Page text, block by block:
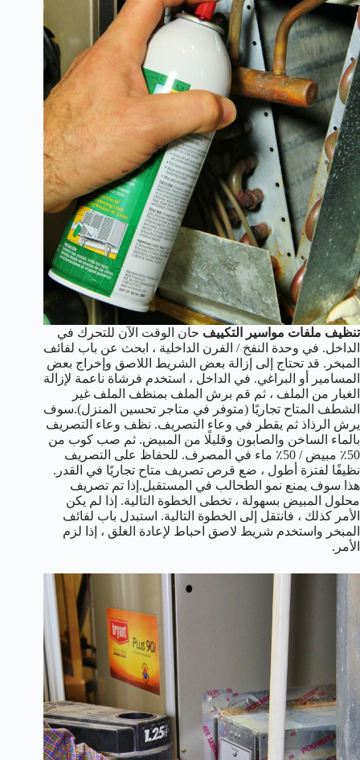
تنظيف ملفات مواسير التكييف حان الوقت الآن للتحرك في
الداخل. في وحدة النفخ / الفرن الداخلية ، ابحث عن باب لفائف
المبخر. قد تحتاج إلى إزالة بعض الشريط اللاصق وإخراج بعض
المسامير أو البراغي. في الداخل ، استخدم فرشاة ناعمة لإزالة
الغبار من الملف ، ثم قم برش الملف بمنظف الملف غير
الشطف المتاح تجاريًا (متوفر في متاجر تحسين المنزل).سوف
يرش الرذاذ ثم يقطر في وعاء التصريف. نظف وعاء التصريف
بالماء الساخن والصابون وقليلًا من المبيض. ثم صب كوب من
50٪ مبيض / 50٪ ماء في المصرف. للحفاظ على التصريف
نظيفًا لفترة أطول ، ضع قرص تصريف متاح تجاريًا في القدر.
هذا سوف يمنع نمو الطحالب في المستقبل.إذا تم تصريف
محلول المبيض بسهولة ، تخطى الخطوة التالية. إذا لم يكن
الأمر كذلك ، فانتقل إلى الخطوة التالية. استبدل باب لفائف
المبخر واستخدم شريط لاصق احباط لإعادة الغلق ، إذا لزم
الأمر.